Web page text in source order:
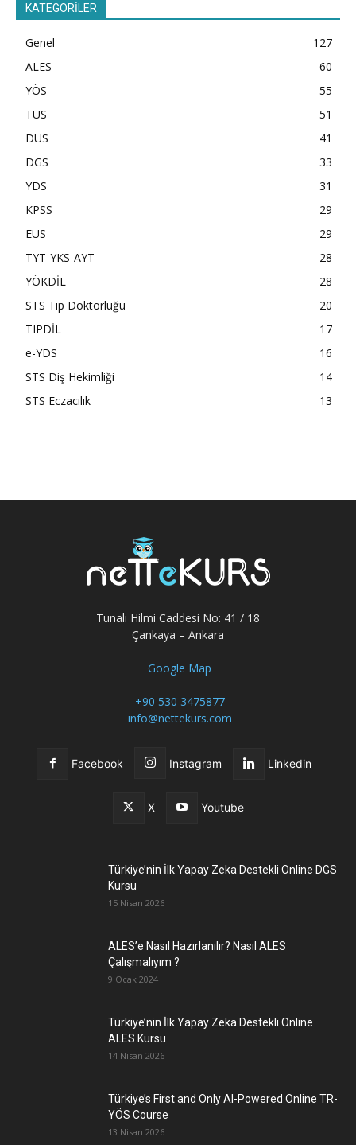
KATEGORİLER
Genel
127
ALES
60
YÖS
55
TUS
51
DUS
41
DGS
33
YDS
31
KPSS
29
EUS
29
TYT-YKS-AYT
28
YÖKDİL
28
STS Tıp Doktorluğu
20
TIPDİL
17
e-YDS
16
STS Diş Hekimliği
14
STS Eczacılık
13
Tunalı Hilmi Caddesi No: 41 / 18
Çankaya – Ankara
Google Map
+90 530 3475877
info@nettekurs.com
Facebook Instagram Linkedin
X Youtube
Türkiye’nin İlk Yapay Zeka Destekli Online DGS
Kursu
15 Nisan 2026
ALES’e Nasıl Hazırlanılır? Nasıl ALES
Çalışmalıyım ?
9 Ocak 2024
Türkiye’nin İlk Yapay Zeka Destekli Online
ALES Kursu
14 Nisan 2026
Türkiye’s First and Only AI-Powered Online TR-
YÖS Course
13 Nisan 2026